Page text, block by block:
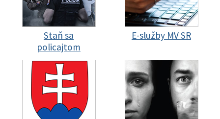
Staň sa
policajtom
E-služby MV SR